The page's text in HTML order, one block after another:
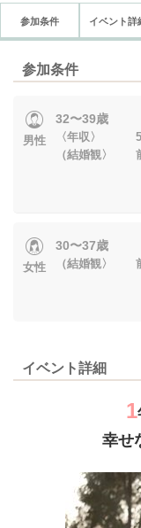
参加条件 イベント詳
参加条件
男性
32〜39歳
〈年収〉
（結婚観〉
女性
30〜37歳
（結婚観〉
イベント詳細
1
幸せ